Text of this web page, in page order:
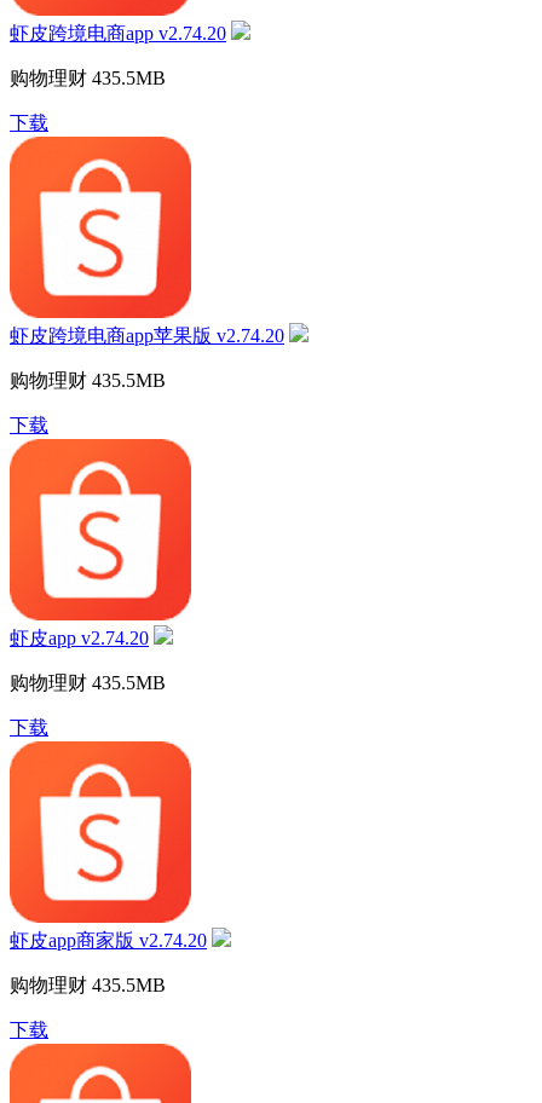
虾皮跨境电商app v2.74.20
购物理财 435.5MB
下载
虾皮跨境电商app苹果版 v2.74.20
购物理财 435.5MB
下载
虾皮app v2.74.20
购物理财 435.5MB
下载
虾皮app商家版 v2.74.20
购物理财 435.5MB
下载